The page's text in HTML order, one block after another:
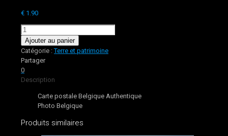
€ 1.90
quantité
de
324.
Nivelles,
collégiale
Sainte-
C.
Ajouter au panier
Catégorie :Terre et patrimoine
Partager
0
Description
Carte postale Belgique Authentique
Photo Belgique
Produits similaires